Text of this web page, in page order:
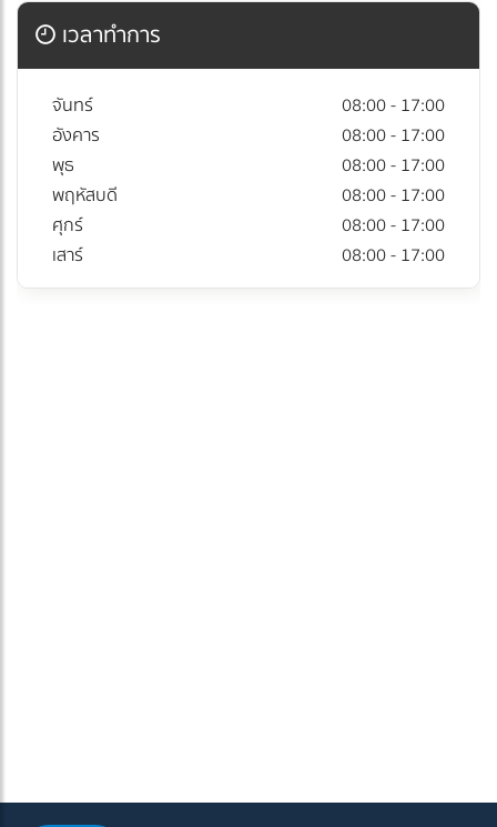
เวลาทำการ
จันทร์
08:00 - 17:00
อังคาร
08:00 - 17:00
พุธ
08:00 - 17:00
พฤหัสบดี
08:00 - 17:00
ศุกร์
08:00 - 17:00
เสาร์
08:00 - 17:00